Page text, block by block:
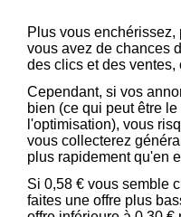
Plus vous
vous avez de chances
des clics et des ventes,
Cependant, si vos
bien (ce qui peut être
l'optimisation), vous
vous collecterez
plus rapidement qu'en
Si 0,58 € vous semble
faites une offre plus